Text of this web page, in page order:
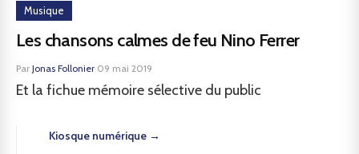
Musique
Les chansons calmes de feu Nino Ferrer
Par Jonas Follonier·09 mai 2019
Et la fichue mémoire sélective du public
Kiosque numérique →